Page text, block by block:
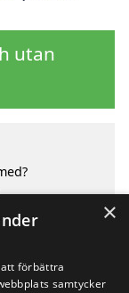
utan
städerna
×
förbättra
samtycker